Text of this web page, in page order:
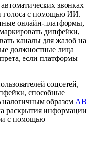
звонках
голоса с помощью ИИ.
онлайн-платформы,
дипфейки,
каналы для жалоб на
должностные лица
если платформы
соцсетей,
способные
образом AB
раскрытия информации
с помощью